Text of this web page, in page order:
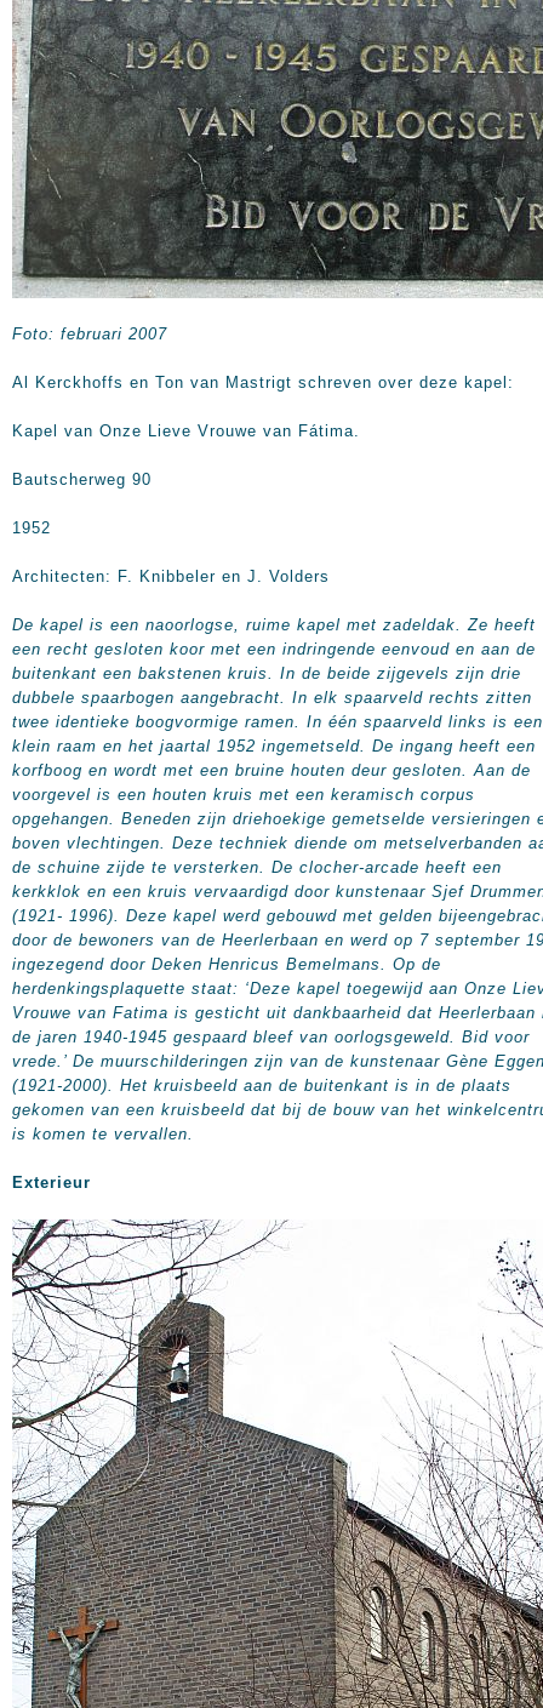
Foto: februari 2007
Al Kerckhoffs en Ton van Mastrigt schreven over deze kapel:
Kapel van Onze Lieve Vrouwe van Fátima.
Bautscherweg 90
1952
Architecten: F. Knibbeler en J. Volders
De kapel is een naoorlogse, ruime kapel met zadeldak. Ze heeft
een recht gesloten koor met een indringende eenvoud en aan de
buitenkant een bakstenen kruis. In de beide zijgevels zijn drie
dubbele spaarbogen aangebracht. In elk spaarveld rechts zitten
twee identieke boogvormige ramen. In één spaarveld links is een
klein raam en het jaartal 1952 ingemetseld. De ingang heeft een
korfboog en wordt met een bruine houten deur gesloten. Aan de
voorgevel is een houten kruis met een keramisch corpus
opgehangen. Beneden zijn driehoekige gemetselde versieringen
boven vlechtingen. Deze techniek diende om metselverbanden
de schuine zijde te versterken. De clocher-arcade heeft een
kerkklok en een kruis vervaardigd door kunstenaar Sjef
(1921- 1996). Deze kapel werd gebouwd met gelden
door de bewoners van de Heerlerbaan en werd op 7 september
ingezegend door Deken Henricus Bemelmans. Op de
herdenkingsplaquette staat: ‘Deze kapel toegewijd aan Onze
Vrouwe van Fatima is gesticht uit dankbaarheid dat Heerlerbaan
de jaren 1940-1945 gespaard bleef van oorlogsgeweld. Bid voor
vrede.’ De muurschilderingen zijn van de kunstenaar Gène
(1921-2000). Het kruisbeeld aan de buitenkant is in de plaats
gekomen van een kruisbeeld dat bij de bouw van het
is komen te vervallen.
Exterieur